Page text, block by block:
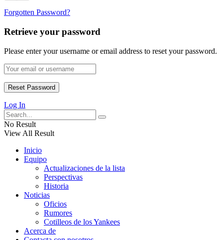
Forgotten Password?
Retrieve your password
Please enter your username or email address to reset your password.
Log In
No Result
View All Result
Inicio
Equipo
Actualizaciones de la lista
Perspectivas
Historia
Noticias
Oficios
Rumores
Cotilleos de los Yankees
Acerca de